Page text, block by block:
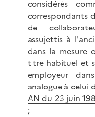
considérés
correspondants
de
assujettis à
dans la mesure
titre habituel et
employeur
analogue à celui
AN du 23 juin
;